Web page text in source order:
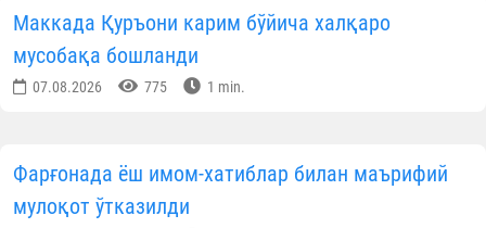
Маккада Қуръони карим бўйича халқаро
мусобақа бошланди
07.08.2026 775 1 min.
Фарғонада ёш имом-хатиблар билан маърифий
мулоқот ўтказилди